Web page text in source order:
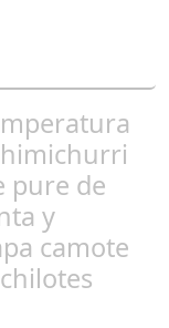
pure de
y
camote